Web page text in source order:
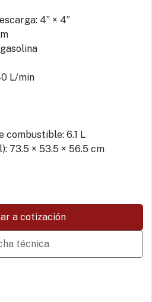
4” × 4”
L/min
combustible: 6.1 L
73.5 × 53.5 × 56.5 cm
a cotización
técnica